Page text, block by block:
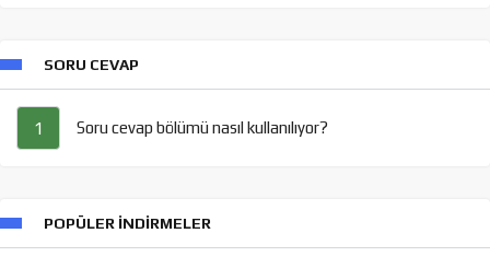
SORU CEVAP
1 Soru cevap bölümü nasıl kullanılıyor?
POPÜLER İNDIRMELER